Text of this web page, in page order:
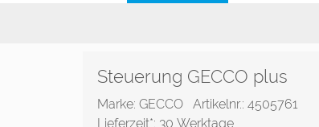
Steuerung GECCO plus
Marke: GECCO Artikelnr.: 4505761
Lieferzeit*: 30 Werktage